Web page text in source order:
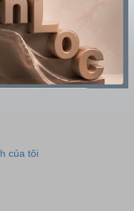
của tôi